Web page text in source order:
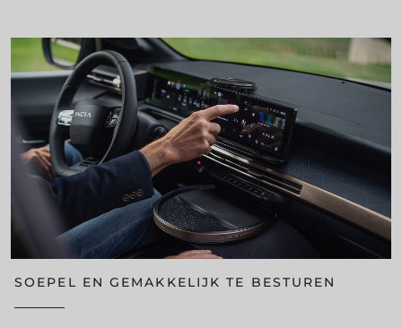
SOEPEL EN GEMAKKELIJK TE BESTUREN